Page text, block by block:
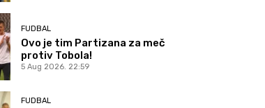
FUDBAL
Ovo je tim Partizana za meč
protiv Tobola!
5 Aug 2026. 22:59
FUDBAL